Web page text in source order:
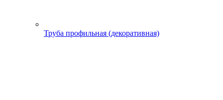
Труба профильная (декоративная)